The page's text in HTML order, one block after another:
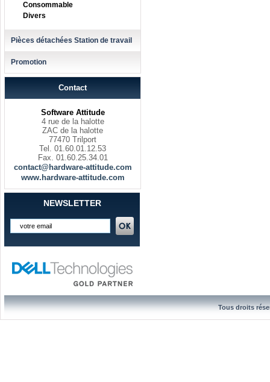
Consommable
Divers
Pièces détachées Station de travail
Promotion
Contact
Software Attitude
4 rue de la halotte
ZAC de la halotte
77470 Trilport
Tel. 01.60.01.12.53
Fax. 01.60.25.34.01
contact@hardware-attitude.com
www.hardware-attitude.com
NEWSLETTER
Tous droits